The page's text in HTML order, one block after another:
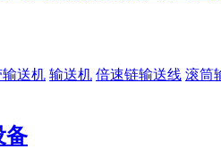
输送机 输送机 倍速链输送线 滚筒
备